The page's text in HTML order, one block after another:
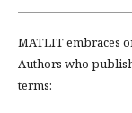
MATLIT embraces
Authors who
terms: